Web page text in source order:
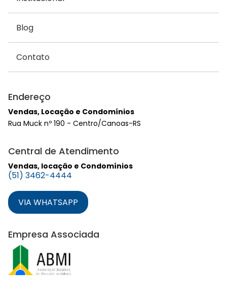
Blog
Contato
Endereço
Vendas, Locação e Condomínios
Rua Muck nº 190 - Centro/Canoas-RS
Central de Atendimento
Vendas, locação e Condomínios
(51) 3462-4444
VIA WHATSAPP
Empresa Associada